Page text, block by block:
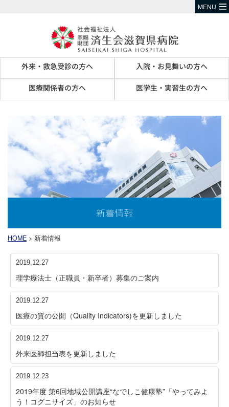
外来・救急受診の方へ 入院・お見舞いの方へ
医療関係者の方へ 医学生・実習生の方へ
MENU
新着情報
HOME > 新着情報
2019.12.27
理学療法士（正職員・新卒者）募集のご案内
2019.12.27
医療の質の公開（Quality Indicators)を更新しました
2019.12.27
外来医師担当表を更新しました
2019.12.23
2019年度 第6回地域公開講座“なでしこ健康塾”「やってみよ
う！コグニサイズ」のお知らせ